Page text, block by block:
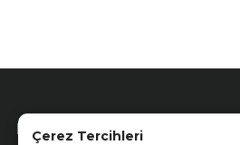
Çerez Tercihleri
Kurumsal